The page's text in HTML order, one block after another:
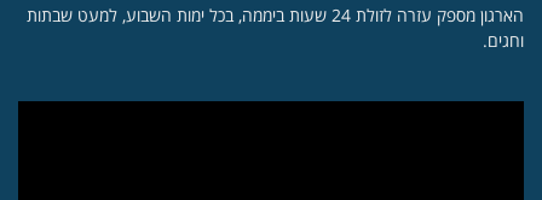
הארגון מספק עזרה לזולת 24 שעות ביממה, בכל ימות השבוע, למעט שבתות
וחגים.